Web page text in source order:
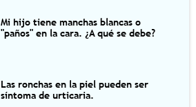
Mi hijo tiene manchas blancas o
"paños" en la cara. ¿A qué se debe?
Las ronchas en la piel pueden ser
síntoma de urticaria.